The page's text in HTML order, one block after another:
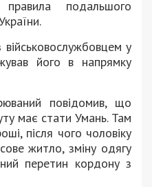
подальшого
військовослужбовцем у
його в напрямку
повідомив, що
має стати Умань. Там
після чого чоловіку
житло, зміну одягу
перетин кордону з